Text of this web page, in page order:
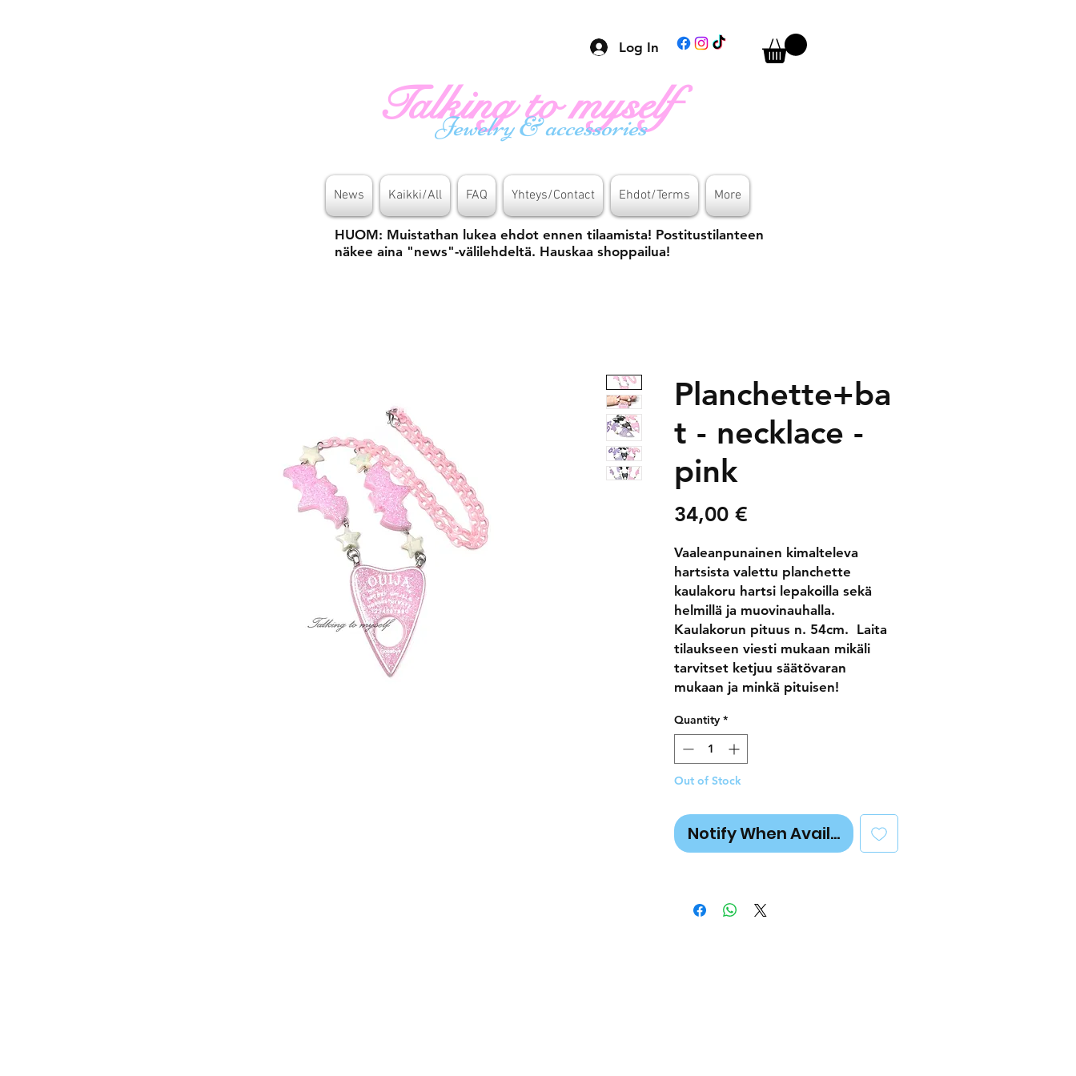
Log In
Talking to myself
Jewelry & accessories
News Kaikki/All FAQ Yhteys/Contact Ehdot/Terms More
HUOM: Muistathan lukea ehdot ennen tilaamista! Postitustilanteen
näkee aina "news"-välilehdeltä. Hauskaa shoppailua!
Planchette+ba
t - necklace -
pink
34,00 €
Vaaleanpunainen kimalteleva
hartsista valettu planchette
kaulakoru hartsi lepakoilla sekä
helmillä ja muovinauhalla.
Kaulakorun pituus n. 54cm.  Laita
tilaukseen viesti mukaan mikäli
tarvitset ketjuu säätövaran
mukaan ja minkä pituisen!
Quantity *
Out of Stock
Notify When Available